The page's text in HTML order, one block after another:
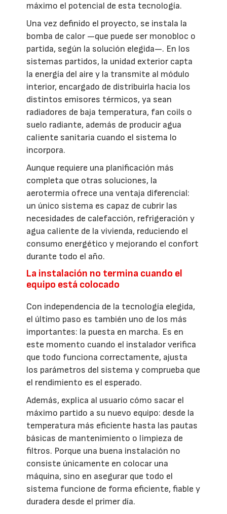
máximo el potencial de esta tecnología.
Una vez definido el proyecto, se instala la
bomba de calor —que puede ser monobloc o
partida, según la solución elegida—. En los
sistemas partidos, la unidad exterior capta
la energía del aire y la transmite al módulo
interior, encargado de distribuirla hacia los
distintos emisores térmicos, ya sean
radiadores de baja temperatura, fan coils o
suelo radiante, además de producir agua
caliente sanitaria cuando el sistema lo
incorpora.
Aunque requiere una planificación más
completa que otras soluciones, la
aerotermia ofrece una ventaja diferencial:
un único sistema es capaz de cubrir las
necesidades de calefacción, refrigeración y
agua caliente de la vivienda, reduciendo el
consumo energético y mejorando el confort
durante todo el año.
La instalación no termina cuando el
equipo está colocado
Con independencia de la tecnología elegida,
el último paso es también uno de los más
importantes: la puesta en marcha. Es en
este momento cuando el instalador verifica
que todo funciona correctamente, ajusta
los parámetros del sistema y comprueba que
el rendimiento es el esperado.
Además, explica al usuario cómo sacar el
máximo partido a su nuevo equipo: desde la
temperatura más eficiente hasta las pautas
básicas de mantenimiento o limpieza de
filtros. Porque una buena instalación no
consiste únicamente en colocar una
máquina, sino en asegurar que todo el
sistema funcione de forma eficiente, fiable y
duradera desde el primer día.